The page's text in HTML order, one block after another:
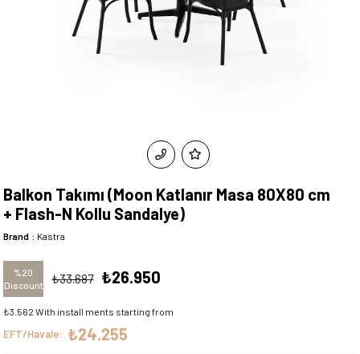
Balkon Takımı (Moon Katlanır Masa 80X80 cm
+ Flash-N Kollu Sandalye)
Brand : Kastra
%20
Discount
₺33.687 ₺26.950
₺3.562 With install ments starting from
EFT/Havale: ₺24.255